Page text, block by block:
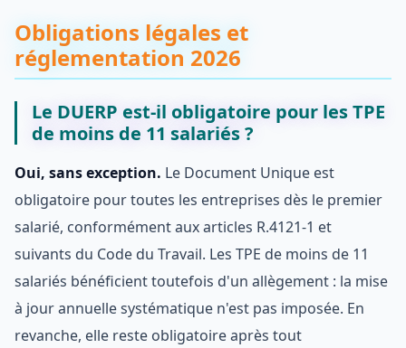
Obligations légales et
réglementation 2026
Le DUERP est-il obligatoire pour les TPE
de moins de 11 salariés ?
Oui, sans exception. Le Document Unique est
obligatoire pour toutes les entreprises dès le premier
salarié, conformément aux articles R.4121-1 et
suivants du Code du Travail. Les TPE de moins de 11
salariés bénéficient toutefois d'un allègement : la mise
à jour annuelle systématique n'est pas imposée. En
revanche, elle reste obligatoire après tout